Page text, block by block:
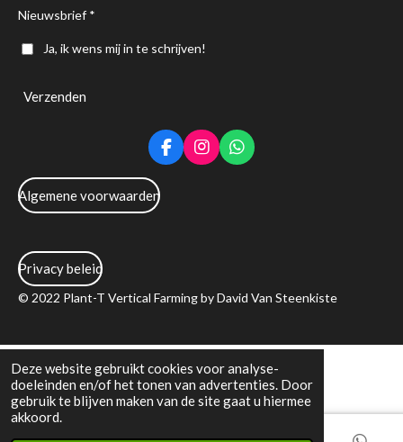
Deze website gebruikt cookies voor analyse-
doeleinden en/of het tonen van advertenties. Door
gebruik te blijven maken van de site gaat u hiermee
akkoord.
Nieuwsbrief *
Ja, ik wens mij in te schrijven!
Verzenden
F
a
I
n
W
h
Algemene voorwaarden
Privacy beleid
© 2022 Plant-T Vertical Farming by David Van Steenkiste